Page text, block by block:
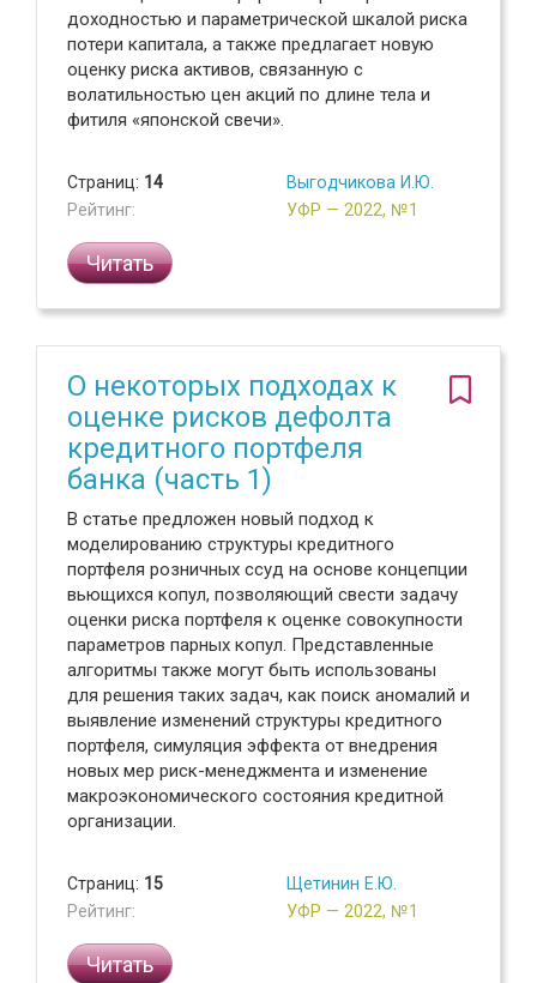
доходностью и параметрической шкалой риска
потери капитала, а также предлагает новую
оценку риска активов, связанную с
волатильностью цен акций по длине тела и
фитиля «японской свечи».
Страниц: 14
Рейтинг:
Выгодчикова И.Ю.
УФР — 2022, №1
Читать
О некоторых подходах к
оценке рисков дефолта
кредитного портфеля
банка (часть 1)
В статье предложен новый подход к
моделированию структуры кредитного
портфеля розничных ссуд на основе концепции
вьющихся копул, позволяющий свести задачу
оценки риска портфеля к оценке совокупности
параметров парных копул. Представленные
алгоритмы также могут быть использованы
для решения таких задач, как поиск аномалий и
выявление изменений структуры кредитного
портфеля, симуляция эффекта от внедрения
новых мер риск-менеджмента и изменение
макроэкономического состояния кредитной
организации.
Страниц: 15
Рейтинг:
Щетинин Е.Ю.
УФР — 2022, №1
Читать